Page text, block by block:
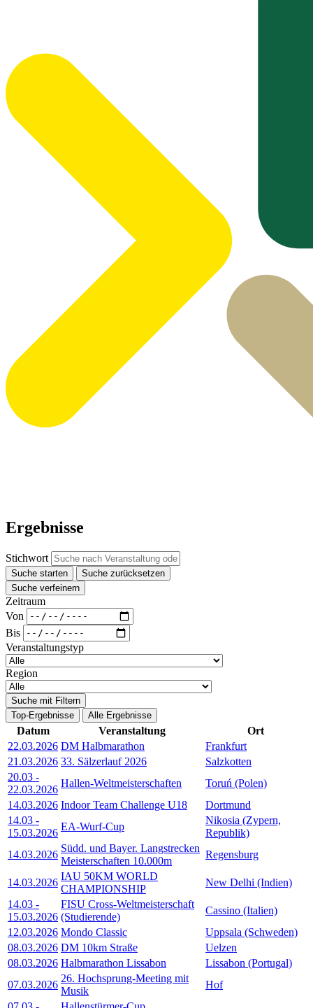
Ergebnisse
Stichwort
Suche starten
Suche zurücksetzen
Suche verfeinern
Zeitraum
Von
Bis
Veranstaltungstyp
Region
Suche mit Filtern
Top-Ergebnisse
Alle Ergebnisse
Datum Veranstaltung
Ort
22.03.2026 DM Halbmarathon
Frankfurt
21.03.2026 33. Sälzerlauf 2026
Salzkotten
20.03 -
22.03.2026
Hallen-Weltmeisterschaften
Toruń (Polen)
14.03.2026 Indoor Team Challenge U18
Dortmund
14.03 -
15.03.2026
EA-Wurf-Cup
Nikosia (Zypern,
Republik)
14.03.2026
Südd. und Bayer. Langstrecken
Meisterschaften 10.000m
Regensburg
14.03.2026
IAU 50KM WORLD
CHAMPIONSHIP
New Delhi (Indien)
14.03 -
15.03.2026
FISU Cross-Weltmeisterschaft
(Studierende)
Cassino (Italien)
12.03.2026 Mondo Classic
Uppsala (Schweden)
08.03.2026 DM 10km Straße
Uelzen
08.03.2026 Halbmarathon Lissabon
Lissabon (Portugal)
07.03.2026
26. Hochsprung-Meeting mit
Musik
Hof